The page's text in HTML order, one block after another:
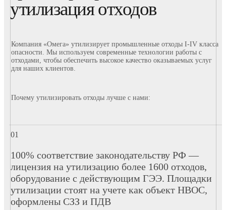
утилизация отходов
Компания «Омега» утилизирует промышленные отходы I-IV класса
опасности. Мы используем современные технологии работы с
отходами, чтобы обеспечить высокое качество оказываемых услуг
для наших клиентов.
Почему утилизировать отходы лучше с нами:
100% соответствие законодательству РФ —
лицензия на утилизацию более 1600 отходов,
оборудование с действующим ГЭЭ. Площадки
утилизации стоят на учете как объект НВОС,
оформлены СЗЗ и ПДВ